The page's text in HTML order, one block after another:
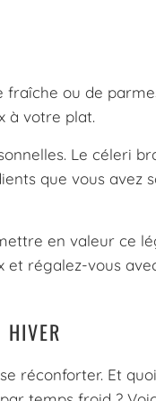
fraîche ou de
à votre plat.
Le céleri
que vous avez
en valeur ce
et régalez-vous
HIVER
réconforter. Et